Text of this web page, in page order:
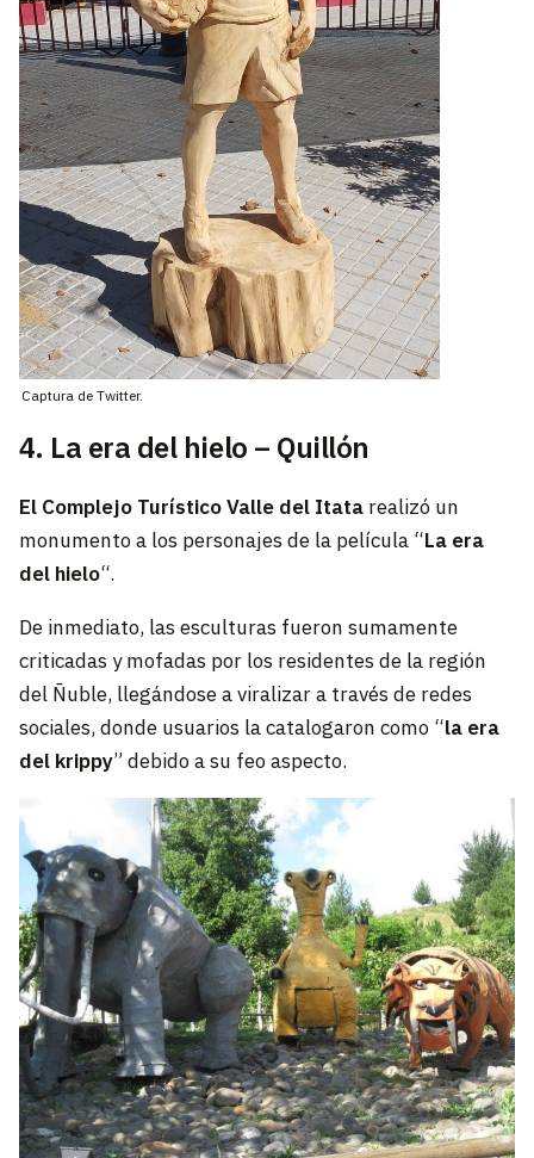
Captura de Twitter.
4. La era del hielo – Quillón
El Complejo Turístico Valle del Itatarealizó un
monumento a los personajes de la película “La era
del hielo“.
De inmediato, las esculturas fueron sumamente
criticadas y mofadas por los residentes de la región
del Ñuble, llegándose a viralizar a través de redes
sociales, donde usuarios la catalogaron como “la era
del krippy” debido a su feo aspecto.